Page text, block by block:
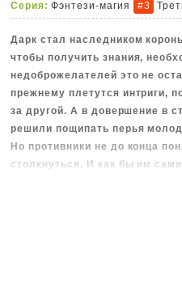
Серия: Фэнтези-магия #3
Дарк стал наследником
чтобы получить знания,
недоброжелателей это не
прежнему плетутся интриги,
за другой. А в довершение в
решили пощипать перья
Но противники не до конца
столкнуться. И как бы им